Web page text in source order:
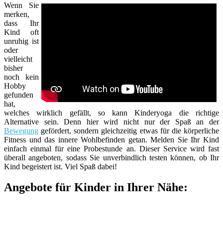
Wenn Sie
merken,
dass Ihr
Kind oft
unruhig ist
oder
vielleicht
bisher
noch kein
Hobby
gefunden
hat,
welches wirklich gefällt, so kann Kinderyoga die richtige
Alternative sein. Denn hier wird nicht nur der Spaß an der
Bewegung gefördert, sondern gleichzeitig etwas für die körperliche
Fitness und das innere Wohlbefinden getan. Melden Sie Ihr Kind
einfach einmal für eine Probestunde an. Dieser Service wird fast
überall angeboten, sodass Sie unverbindlich testen können, ob Ihr
Kind begeistert ist. Viel Spaß dabei!
Angebote für Kinder in Ihrer Nähe: